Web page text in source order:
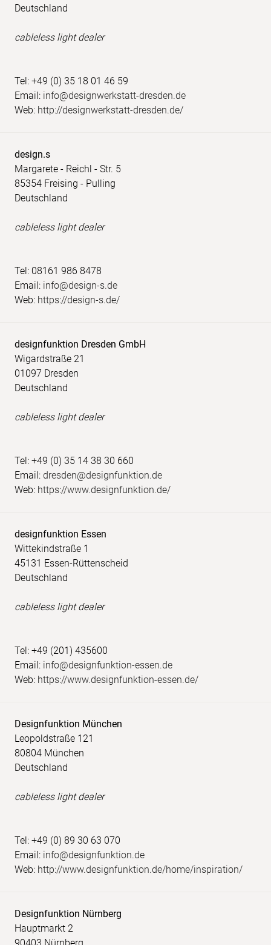
Deutschland
cableless light dealer
Tel: +49 (0) 35 18 01 46 59
Email: info@designwerkstatt-dresden.de
Web: http://designwerkstatt-dresden.de/
design.s
Margarete - Reichl - Str. 5
85354 Freising - Pulling
Deutschland
cableless light dealer
Tel: 08161 986 8478
Email: info@design-s.de
Web: https://design-s.de/
designfunktion Dresden GmbH
Wigardstraße 21
01097 Dresden
Deutschland
cableless light dealer
Tel: +49 (0) 35 14 38 30 660
Email: dresden@designfunktion.de
Web: https://www.designfunktion.de/
designfunktion Essen
Wittekindstraße 1
45131 Essen-Rüttenscheid
Deutschland
cableless light dealer
Tel: +49 (201) 435600
Email: info@designfunktion-essen.de
Web: https://www.designfunktion-essen.de/
Designfunktion München
Leopoldstraße 121
80804 München
Deutschland
cableless light dealer
Tel: +49 (0) 89 30 63 070
Email: info@designfunktion.de
Web: http://www.designfunktion.de/home/inspiration/
Designfunktion Nürnberg
Hauptmarkt 2